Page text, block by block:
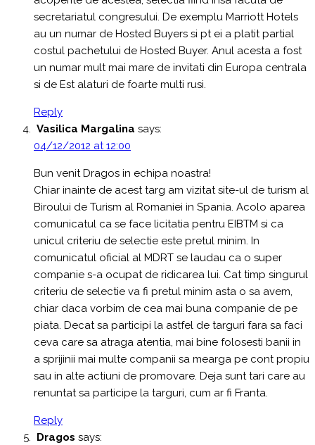
secretariatul congresului. De exemplu Marriott Hotels
au un numar de Hosted Buyers si pt ei a platit partial
costul pachetului de Hosted Buyer. Anul acesta a fost
un numar mult mai mare de invitati din Europa centrala
si de Est alaturi de foarte multi rusi.
Reply
Vasilica Margalina says:
04/12/2012 at 12:00
Bun venit Dragos in echipa noastra!
Chiar inainte de acest targ am vizitat site-ul de turism al
Biroului de Turism al Romaniei in Spania. Acolo aparea
comunicatul ca se face licitatia pentru EIBTM si ca
unicul criteriu de selectie este pretul minim. In
comunicatul oficial al MDRT se laudau ca o super
companie s-a ocupat de ridicarea lui. Cat timp singurul
criteriu de selectie va fi pretul minim asta o sa avem,
chiar daca vorbim de cea mai buna companie de pe
piata. Decat sa participi la astfel de targuri fara sa faci
ceva care sa atraga atentia, mai bine folosesti banii in
a sprijinii mai multe companii sa mearga pe cont propiu
sau in alte actiuni de promovare. Deja sunt tari care au
renuntat sa participe la targuri, cum ar fi Franta.
Reply
Dragos says: